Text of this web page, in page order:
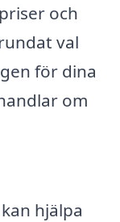
och
val
för dina
om
hjälpa